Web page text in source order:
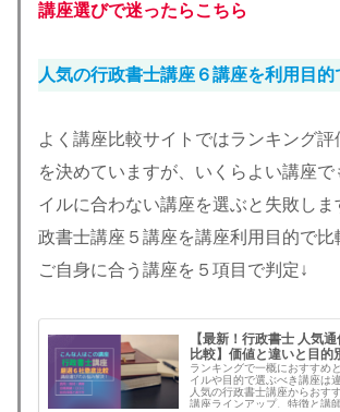
講座選びで迷ったらこちら
人気の行政書士講座６講座を利用目的
よく講座比較サイトではランキング評
を決めていますが、いくらよい講座で
イルに合わない講座を選ぶと失敗し
政書士講座５講座を講座利用目的で比
ご自身に合う講座を５項目で判定↓
【最新！行政書士 人気
比較】価値と違いと目的
ランキングで一概におすすめ
イルや目的で選ぶべき講座は
人気の行政書士講座からおす
講座ラインアップ、特徴と講